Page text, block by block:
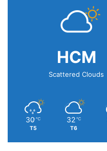
HCM
Scattered Clouds
30 ℃
T5
32 ℃
T6